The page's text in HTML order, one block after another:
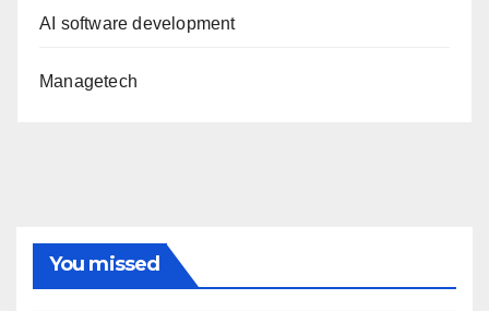
AI software development
Managetech
You missed